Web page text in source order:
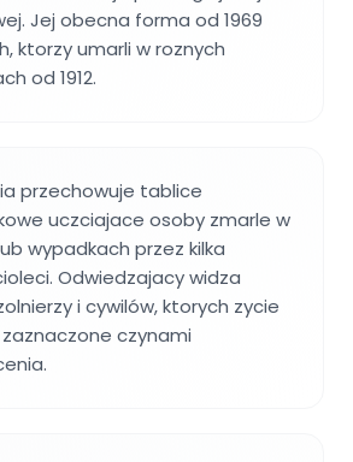
Jej obecna forma od 1969
ktorzy umarli w roznych
od 1912.
przechowuje tablice
uczciajace osoby zmarle w
wypadkach przez kilka
Odwiedzajacy widza
i cywilów, ktorych zycie
czynami